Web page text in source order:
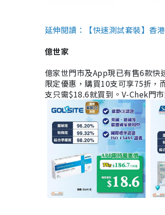
延伸閱讀：【快速測試套裝】香
億世家
億家世門市及App現已有售6款
限定優惠，購買10支可享75折
支只需$18.6就買到。V-Chek門